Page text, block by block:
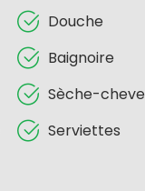
Douche
Baignoire
Sèche-
Serviettes